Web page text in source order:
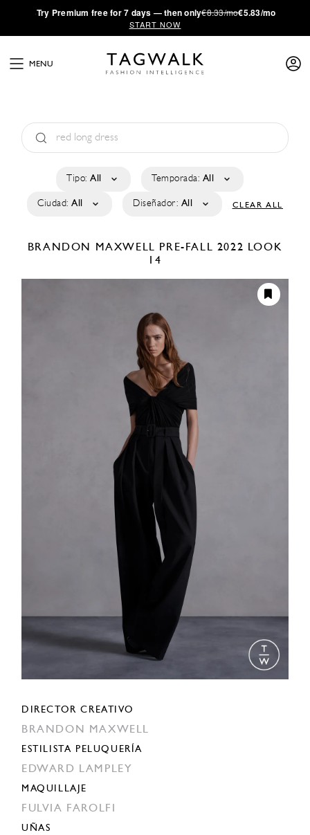
·Try Premium free for 7 days — then only€8.33/mo€5.83/mo
START NOW
MENU
Tipo: All Temporada: All
Ciudad: All Diseñador: All CLEAR ALL
BRANDON MAXWELL PRE-FALL 2022 LOOK
14
DIRECTOR CREATIVO
BRANDON MAXWELL
ESTILISTA PELUQUERÍA
EDWARD LAMPLEY
MAQUILLAJE
FULVIA FAROLFI
UÑAS